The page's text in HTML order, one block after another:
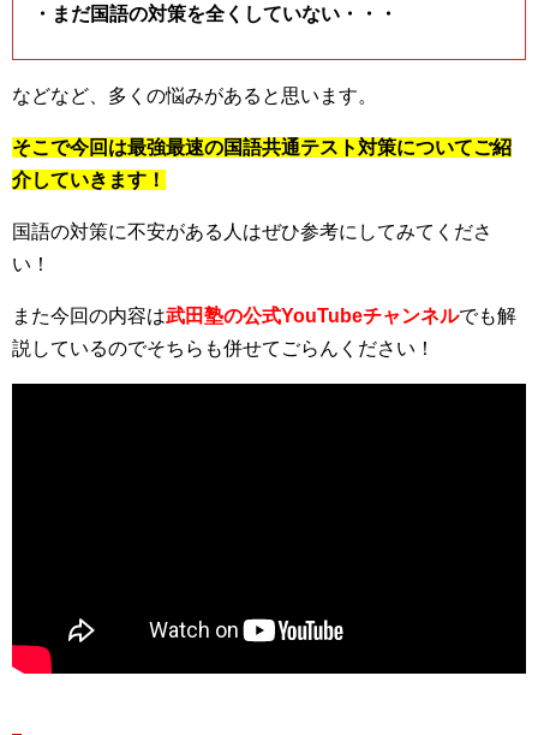
・まだ国語の対策を全くしていない・・・
などなど、多くの悩みがあると思います。
そこで今回は最強最速の国語共通テスト対策についてご紹
介していきます！
国語の対策に不安がある人はぜひ参考にしてみてくださ
い！
また今回の内容は武田塾の公式YouTubeチャンネルでも解
説しているのでそちらも併せてごらんください！